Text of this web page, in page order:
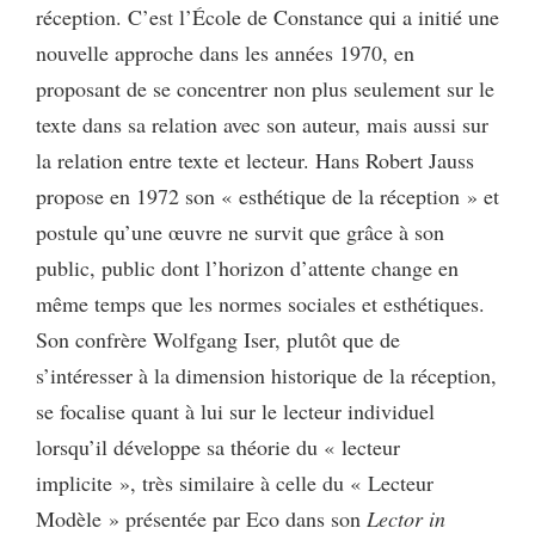
réception. C’est l’École de Constance qui a initié une
nouvelle approche dans les années 1970, en
proposant de se concentrer non plus seulement sur le
texte dans sa relation avec son auteur, mais aussi sur
la relation entre texte et lecteur. Hans Robert Jauss
propose en 1972 son « esthétique de la réception » et
postule qu’une œuvre ne survit que grâce à son
public, public dont l’horizon d’attente change en
même temps que les normes sociales et esthétiques.
Son confrère Wolfgang Iser, plutôt que de
s’intéresser à la dimension historique de la réception,
se focalise quant à lui sur le lecteur individuel
lorsqu’il développe sa théorie du « lecteur
implicite », très similaire à celle du « Lecteur
Modèle » présentée par Eco dans son Lector in